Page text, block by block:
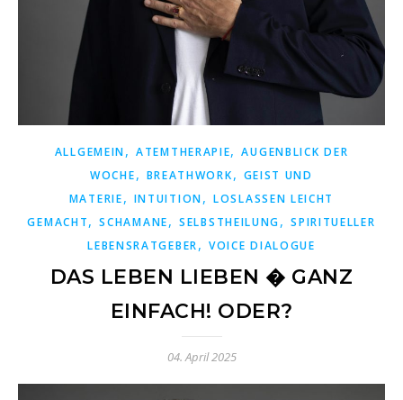
ALLGEMEIN,ATEMTHERAPIE,AUGENBLICK DER
WOCHE, BREATHWORK, GEIST UND
MATERIE, INTUITION, LOSLASSEN LEICHT
GEMACHT,SCHAMANE, SELBSTHEILUNG,SPIRITUELLER
LEBENSRATGEBER, VOICE DIALOGUE
DAS LEBEN LIEBEN � GANZ
EINFACH! ODER?
04. April 2025